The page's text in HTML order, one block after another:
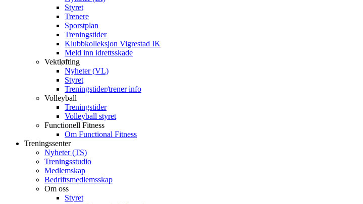
Styret
Trenere
Sporstplan
Treningstider
Klubbkolleksjon Vigrestad IK
Meld inn idrettsskade
Vektløfting
Nyheter (VL)
Styret
Treningstider/trener info
Volleyball
Treningstider
Volleyball styret
Functionell Fitness
Om Functional Fitness
Treningssenter
Nyheter (TS)
Treningsstudio
Medlemskap
Bedriftsmedlemsskap
Om oss
Styret